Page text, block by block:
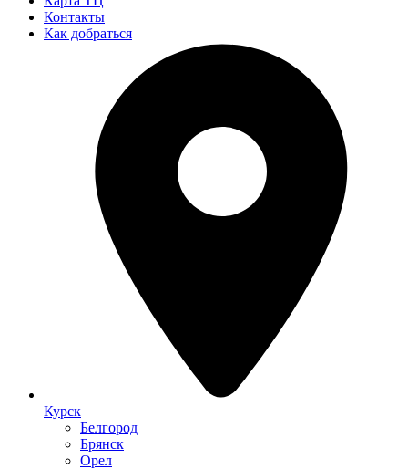
Контакты
Как добраться
Курск
Белгород
Брянск
Орел